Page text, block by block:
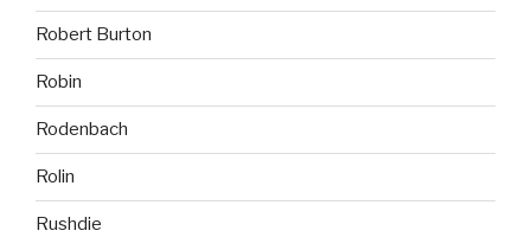
Robert Burton
Robin
Rodenbach
Rolin
Rushdie